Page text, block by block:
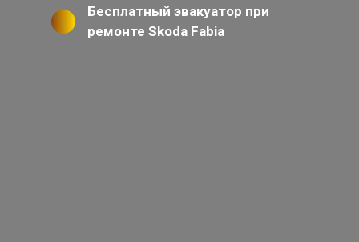
Бесплатный эвакуатор при
ремонте Skoda Fabia